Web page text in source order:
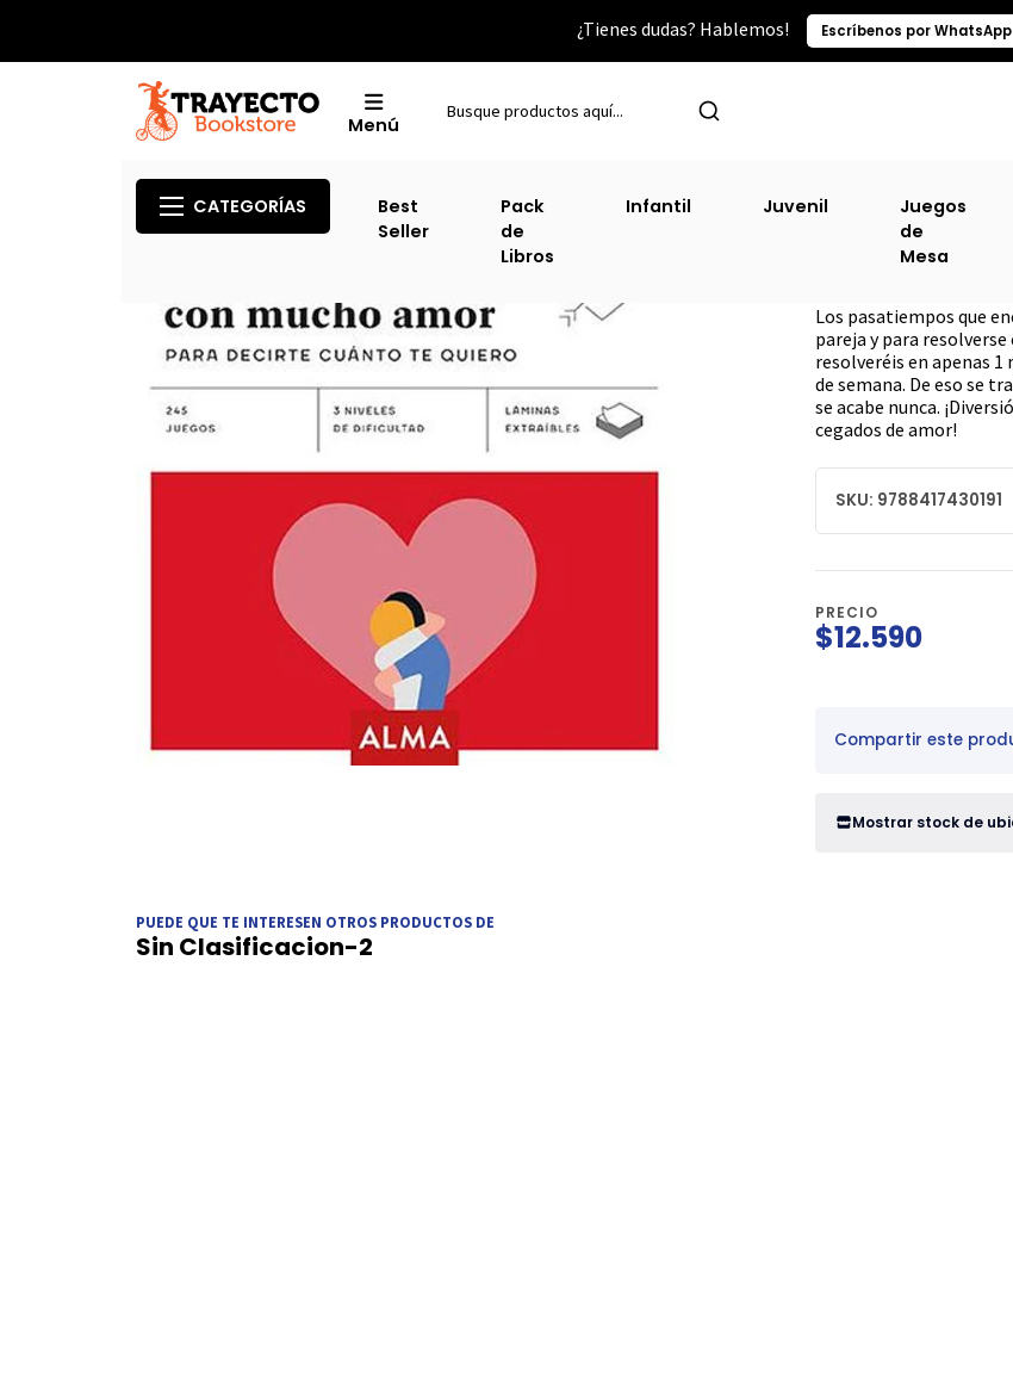
¿Tienes dudas? Hablemos! Escríbenos por WhatsApp
Menú
CATEGORÍAS
Best
Seller
Pack
de
Libros
Infantil Juvenil
Juegos
de
Mesa
Los pasatiempos que
pareja y para
resolveréis en apenas
de semana. De eso se
se acabe nunca.
cegados de amor!
SKU: 9788417430191
PRECIO
$12.590
Compartir este
Mostrar stock de
PUEDE QUE TE INTERESEN OTROS PRODUCTOS DE
Sin Clasificacion-2